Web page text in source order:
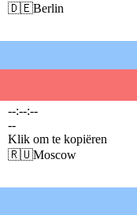
🇩🇪Berlin
--:--:--
--
Klik om te kopiëren
🇷🇺Moscow